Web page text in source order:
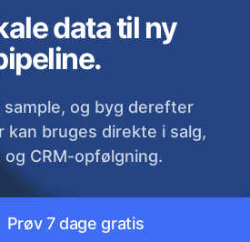
data til ny
og byg derefter
kan bruges direkte i salg,
CRM-opfølgning.
Prøv 7 dage gratis